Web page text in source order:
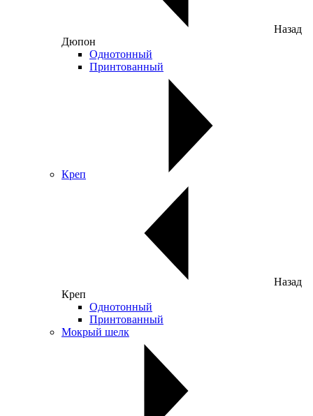
Назад
Дюпон
Однотонный
Принтованный
Креп
Назад
Креп
Однотонный
Принтованный
Мокрый шелк